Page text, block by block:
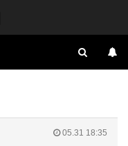
05.31 18:35